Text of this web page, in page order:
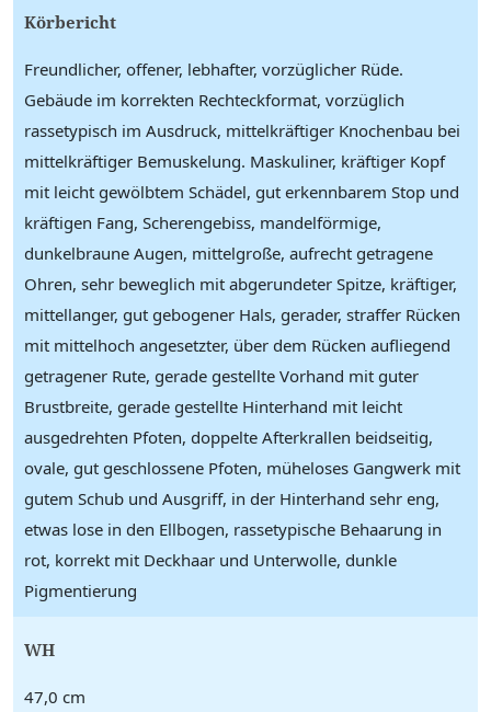
Körbericht
Freundlicher, offener, lebhafter, vorzüglicher Rüde.
Gebäude im korrekten Rechteckformat, vorzüglich
rassetypisch im Ausdruck, mittelkräftiger Knochenbau bei
mittelkräftiger Bemuskelung. Maskuliner, kräftiger Kopf
mit leicht gewölbtem Schädel, gut erkennbarem Stop und
kräftigen Fang, Scherengebiss, mandelförmige,
dunkelbraune Augen, mittelgroße, aufrecht getragene
Ohren, sehr beweglich mit abgerundeter Spitze, kräftiger,
mittellanger, gut gebogener Hals, gerader, straffer Rücken
mit mittelhoch angesetzter, über dem Rücken aufliegend
getragener Rute, gerade gestellte Vorhand mit guter
Brustbreite, gerade gestellte Hinterhand mit leicht
ausgedrehten Pfoten, doppelte Afterkrallen beidseitig,
ovale, gut geschlossene Pfoten, müheloses Gangwerk mit
gutem Schub und Ausgriff, in der Hinterhand sehr eng,
etwas lose in den Ellbogen, rassetypische Behaarung in
rot, korrekt mit Deckhaar und Unterwolle, dunkle
Pigmentierung
WH
47,0 cm